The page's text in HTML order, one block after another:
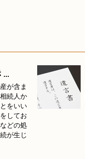
が含ま
続人か
をいい
してお
どの処
が生じ